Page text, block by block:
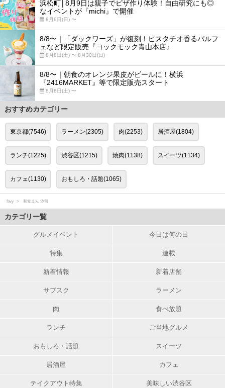
浜松町│8月9日は親子でピザ作り体験！自由研究にも◎
なイベントが『michi』で開催
8月9日(日) 〜
8/8〜｜「ダックワーズ」が復刻！ピスタチオ香るパルフ
ェなど限定販売『ヨックモック青山本店』
8月8日(土) 〜 8月30日(日)
8/8〜｜朝食のオレンジ果皮がビールに！横浜
『2416MARKET』等で限定販売スタート
8月8日(土) 〜
おすすめカテゴリー
東京都(7546) ラーメン(2305) 肉(2253) 居酒屋(1804)
ランチ(1225) 渋谷区(1215) 焼肉(1138) スイーツ(1134)
カフェ(1130) おもしろ・話題(1065)
favy 和食えん 汐留
カテゴリ一覧
グルメイベント 今日は何の日
特集 連載
新着情報 新着店舗
サブスク ラーメン
肉 食べ放題
ランチ ご当地グルメ
おもしろ・話題 スイーツ
居酒屋 カフェ
テイクアウト特集 美味しい渋谷区